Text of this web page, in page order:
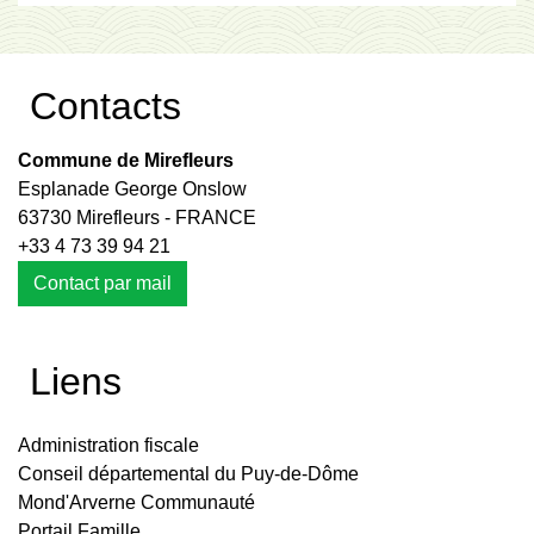
Contacts
Commune de Mirefleurs
Esplanade George Onslow
63730 Mirefleurs - FRANCE
+33 4 73 39 94 21
Contact par mail
Liens
Administration fiscale
Conseil départemental du Puy-de-Dôme
Mond'Arverne Communauté